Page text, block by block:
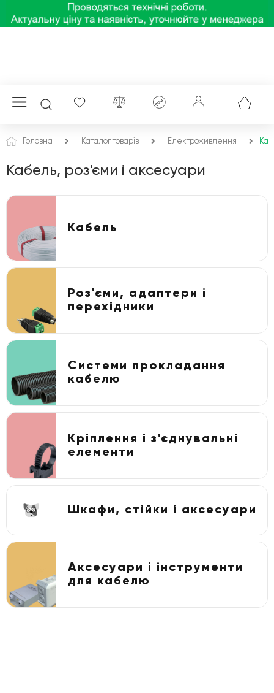
Головна Каталог товарів Електроживлення
Кабель, роз'єми і аксесуари
Кабель
Роз'єми, адаптери і
перехідники
Системи прокладання
кабелю
Кріплення і з'єднувальні
елементи
Шкафи, стійки і аксесуари
Аксесуари і інструменти
для кабелю